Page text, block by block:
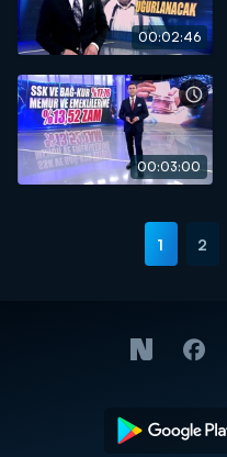
00:02:46
00:03:00
1 2